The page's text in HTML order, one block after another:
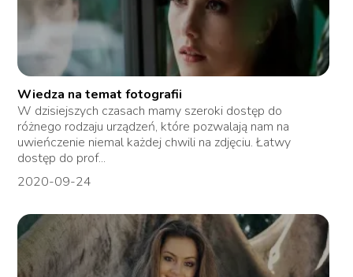
Wiedza na temat fotografii
W dzisiejszych czasach mamy szeroki dostęp do
różnego rodzaju urządzeń, które pozwalają nam na
uwieńczenie niemal każdej chwili na zdjęciu. Łatwy
dostęp do prof...
2020-09-24